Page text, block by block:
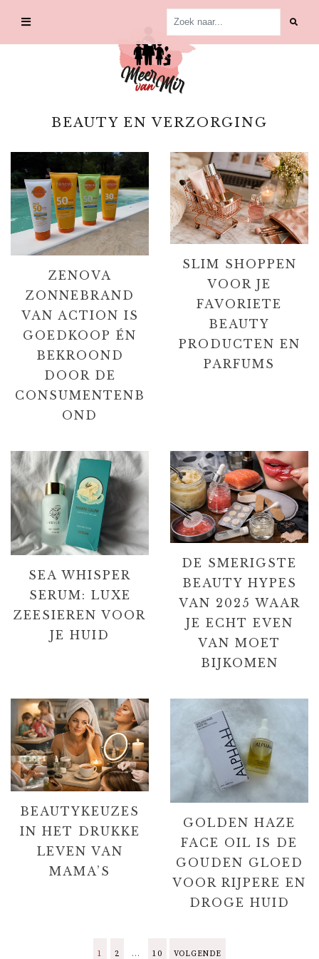
BEAUTY EN VERZORGING
ZENOVA
ZONNEBRAND
VAN ACTION IS
GOEDKOOP ÉN
BEKROOND
DOOR DE
CONSUMENTENB
OND
SLIM SHOPPEN
VOOR JE
FAVORIETE
BEAUTY
PRODUCTEN EN
PARFUMS
SEA WHISPER
SERUM: LUXE
ZEESIEREN VOOR
JE HUID
DE SMERIGSTE
BEAUTY HYPES
VAN 2025 WAAR
JE ECHT EVEN
VAN MOET
BIJKOMEN
BEAUTYKEUZES
IN HET DRUKKE
LEVEN VAN
MAMA’S
GOLDEN HAZE
FACE OIL IS DE
GOUDEN GLOED
VOOR RIJPERE EN
DROGE HUID
1 2 … 10 VOLGENDE